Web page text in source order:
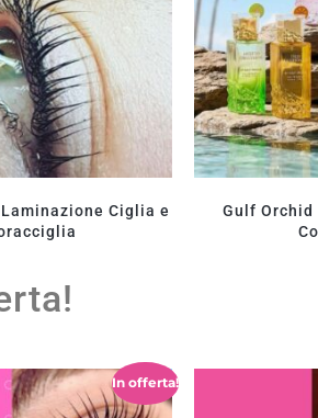
Ciglia e
Gulf Orchid
In offerta!